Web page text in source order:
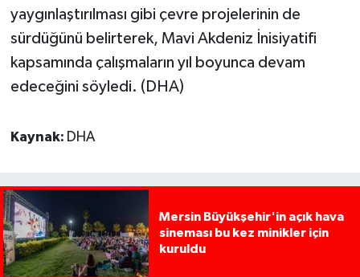
yaygınlaştırılması gibi çevre projelerinin de
sürdüğünü belirterek, Mavi Akdeniz İnisiyatifi
kapsamında çalışmaların yıl boyunca devam
edeceğini söyledi. (DHA)
Kaynak: DHA
Mersin Büyükşehir'in açık hava
sineması bu kez minikler için
kuruldu